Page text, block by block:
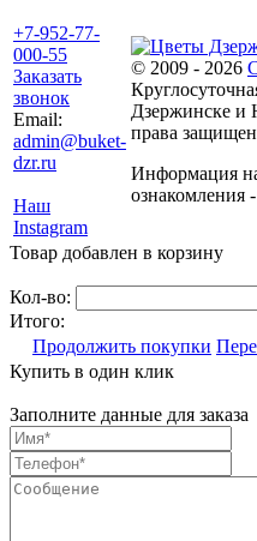
+7-952-77-
000-55
Заказать
звонок
Email:
admin@buket-
dzr.ru
Наш
Instagram
© 2009 - 2026
Дзержинске и
права
Информация
ознакомления
Товар добавлен в корзину
Кол-во:
Итого:
Продолжить покупки
Купить в один клик
Заполните данные для заказа